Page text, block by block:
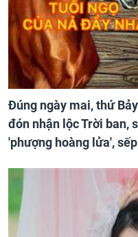
Đúng ngày mai, thứ
đón nhận lộc Trời ban,
'phượng hoàng lửa',